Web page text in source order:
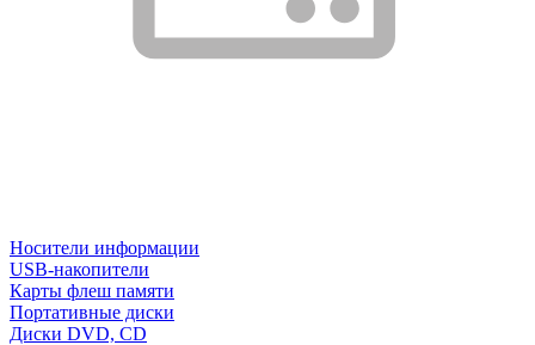
Носители информации
USB-накопители
Карты флеш памяти
Портативные диски
Диски DVD, CD